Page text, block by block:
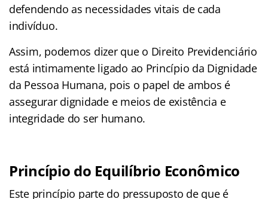
defendendo as necessidades vitais de cada
indivíduo.
Assim, podemos dizer que o Direito Previdenciário
está intimamente ligado ao Princípio da Dignidade
da Pessoa Humana, pois o papel de ambos é
assegurar dignidade e meios de existência e
integridade do ser humano.
Princípio do Equilíbrio Econômico
Este princípio parte do pressuposto de que é